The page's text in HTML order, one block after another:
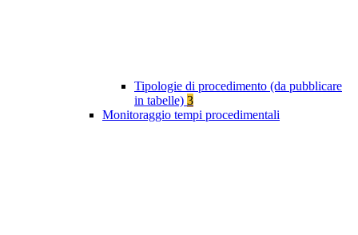
Tipologie di procedimento (da pubblicare
in tabelle) 3
Monitoraggio tempi procedimentali